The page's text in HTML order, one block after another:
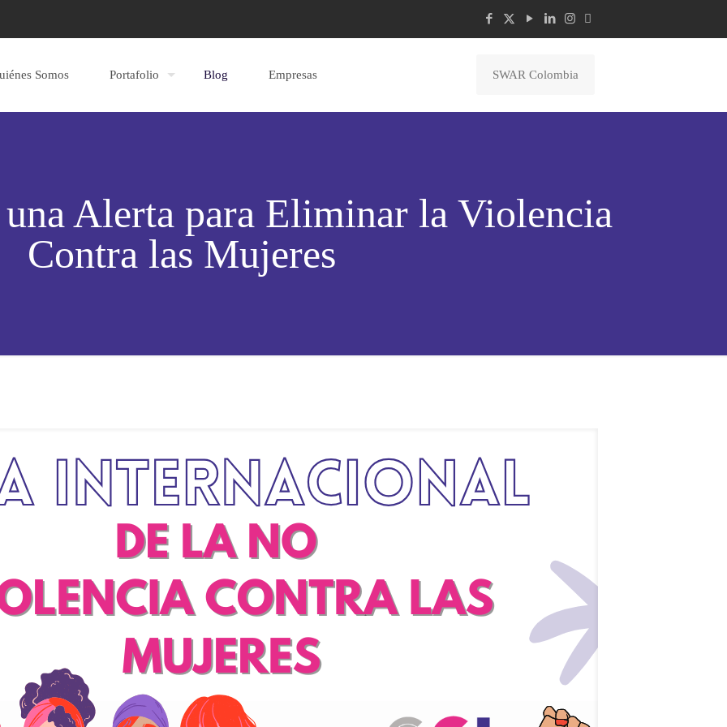
Somos Portafolio Blog Empresas SWAR Colombia
Alerta para Eliminar la Violencia
Contra las Mujeres